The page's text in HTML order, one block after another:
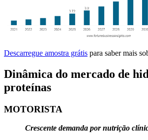
Descarregue amostra grátis para saber mais
Dinâmica do mercado de
proteínas
MOTORISTA
Crescente demanda por nutrição